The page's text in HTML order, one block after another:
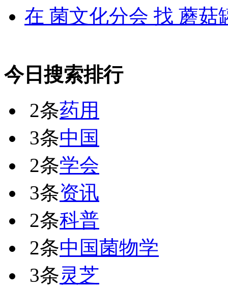
在 菌文化分会 找 蘑菇
今日搜索排行
2条药用
3条中国
2条学会
3条资讯
2条科普
2条中国菌物学
3条灵芝